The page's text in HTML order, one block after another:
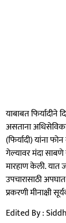
याबाबत फिर्यादीने
असताना अधिसेविका
(फिर्यादी) यांना
गेल्यावर मंदा साबणे
मारहाण केली. यात
उपचारासाठी
प्रकरणी मीनाक्षी
Edited By :